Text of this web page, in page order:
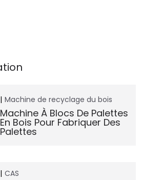
Machine de recyclage du bois
Machine À Blocs De Palettes
En Bois Pour Fabriquer Des
Palettes
CAS